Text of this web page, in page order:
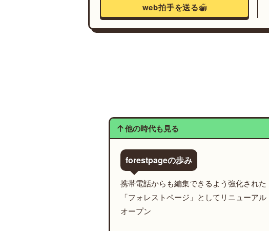
web拍手を送る
他の時代も見る
forestpageの歩み
携帯電話からも編集できるよう強化された
「フォレストページ」としてリニューアル
オープン